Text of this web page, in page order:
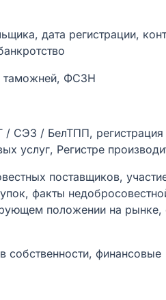
дата регистрации,
таможней, ФСЗН
/ СЭЗ / БелТПП, регистрация
услуг, Регистре
поставщиков,
факты
положении на рынке,
собственности, финансовые